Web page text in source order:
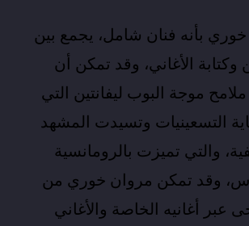
بأنه فنان شامل، يجمع بين
وكتابة الأغاني، وقد تمكن أن
موجة البوب ليفانتين التي
التسعينيات وتسيدت المشهد
والتي تميزت بالرومانسية
وقد تمكن مروان خوري من
عبر أغانيه الخاصة والأغاني